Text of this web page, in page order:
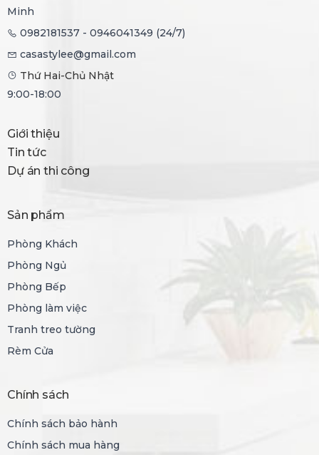
Minh
0982181537 - 0946041349 (24/7)
casastylee@gmail.com
Thứ Hai-Chủ Nhật
9:00-18:00
Giới thiệu
Tin tức
Dự án thi công
Sản phẩm
Phòng Khách
Phòng Ngủ
Phòng Bếp
Phòng làm việc
Tranh treo tường
Rèm Cửa
Chính sách
Chính sách bảo hành
Chính sách mua hàng